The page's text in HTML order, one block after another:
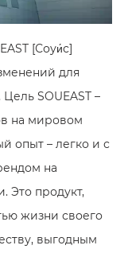
[Соуи́с]
для
SOUEAST –
на мировом
опыт – легко и с
на
Это продукт,
жизни своего
выгодным